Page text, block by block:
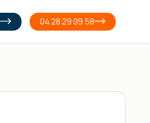
04 28 29 09 58